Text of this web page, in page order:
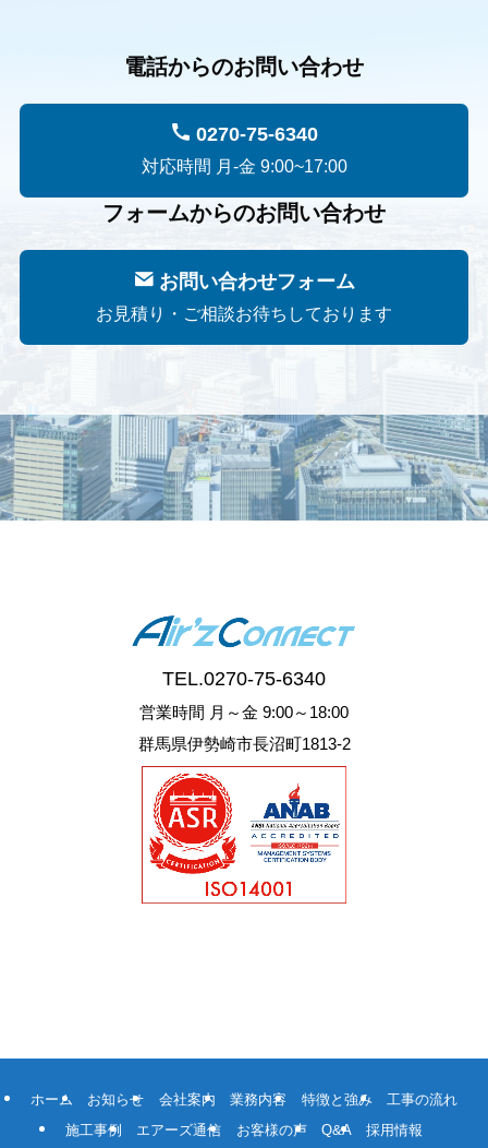
電話からのお問い合わせ
0270-75-6340
対応時間 月-金 9:00~17:00
フォームからのお問い合わせ
お問い合わせフォーム
お見積り・ご相談お待ちしております
TEL.0270-75-6340
営業時間 月～金 9:00～18:00
群馬県伊勢崎市長沼町1813-2
ホーム お知らせ 会社案内 業務内容 特徴と強み
工事の流れ
施工事例
エアーズ通信 お客様の声 Q&A 採用情報